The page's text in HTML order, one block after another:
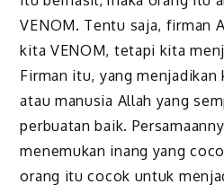
VENOM. Tentu saja, firman
kita VENOM, tetapi kita
Firman itu, yang
atau manusia Allah yang
perbuatan baik.
menemukan inang yang
orang itu cocok untuk